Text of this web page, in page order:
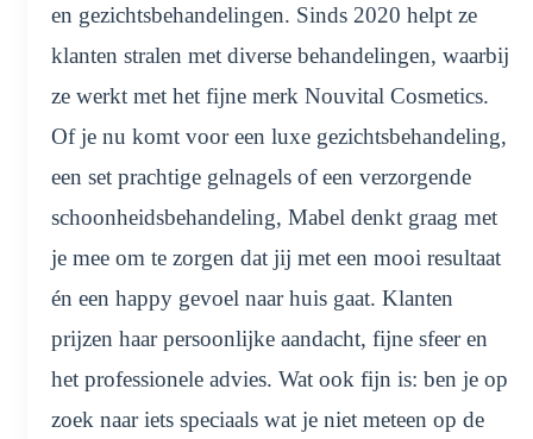
en gezichtsbehandelingen. Sinds 2020 helpt ze
klanten stralen met diverse behandelingen, waarbij
ze werkt met het fijne merk Nouvital Cosmetics.
Of je nu komt voor een luxe gezichtsbehandeling,
een set prachtige gelnagels of een verzorgende
schoonheidsbehandeling, Mabel denkt graag met
je mee om te zorgen dat jij met een mooi resultaat
én een happy gevoel naar huis gaat. Klanten
prijzen haar persoonlijke aandacht, fijne sfeer en
het professionele advies. Wat ook fijn is: ben je op
zoek naar iets speciaals wat je niet meteen op de